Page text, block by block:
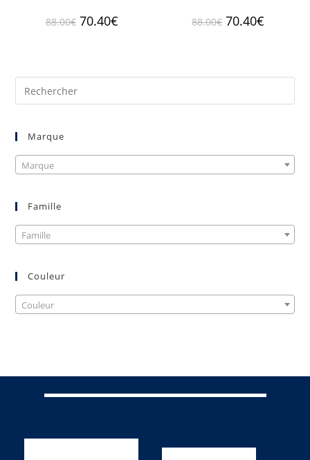
88.00€ 70.40€ 88.00€ 70.40€
Marque
Marque
Famille
Famille
Couleur
Couleur